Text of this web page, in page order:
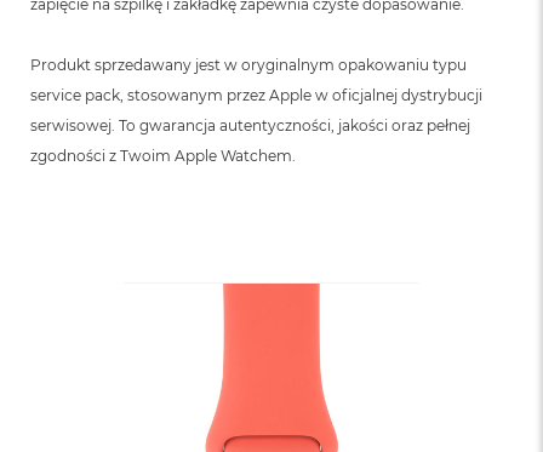
zapięcie na szpilkę i zakładkę zapewnia czyste dopasowanie.
Produkt sprzedawany jest w oryginalnym opakowaniu typu
service pack, stosowanym przez Apple w oficjalnej dystrybucji
serwisowej. To gwarancja autentyczności, jakości oraz pełnej
zgodności z Twoim Apple Watchem.